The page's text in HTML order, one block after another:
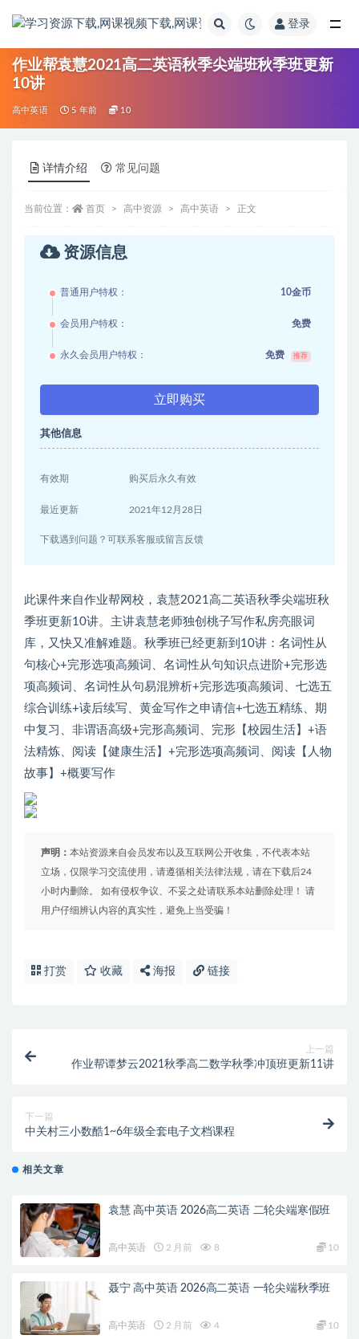
登录
作业帮袁慧2021高二英语秋季尖端班秋季班更新
10讲
高中英语 5 年前 10
详情介绍 常见问题
当前位置： 首页 高中资源 高中英语 正文
资源信息
普通用户特权： 10金币
会员用户特权： 免费
永久会员用户特权： 免费 推荐
立即购买
其他信息
有效期 购买后永久有效
最近更新 2021年12月28日
下载遇到问题？可联系客服或留言反馈
此课件来自作业帮网校，袁慧2021高二英语秋季尖端班秋
季班更新10讲。主讲袁慧老师独创桃子写作私房亮眼词
库，又快又准解难题。秋季班已经更新到10讲：名词性从
句核心+完形选项高频词、名词性从句知识点进阶+完形选
项高频词、名词性从句易混辨析+完形选项高频词、七选五
综合训练+读后续写、黄金写作之申请信+七选五精练、期
中复习、非谓语高级+完形高频词、完形【校园生活】+语
法精炼、阅读【健康生活】+完形选项高频词、阅读【人物
故事】+概要写作
声明： 本站资源来自会员发布以及互联网公开收集，不代表本站
立场，仅限学习交流使用，请遵循相关法律法规，请在下载后24
小时内删除。 如有侵权争议、不妥之处请联系本站删除处理！ 请
用户仔细辨认内容的真实性，避免上当受骗！
打赏 收藏 海报 链接
上一篇
作业帮谭梦云2021秋季高二数学秋季冲顶班更新11讲
下一篇
中关村三小数酷1~6年级全套电子文档课程
相关文章
袁慧 高中英语 2026高二英语 二轮尖端寒假班
高中英语 2 月前 8 10
聂宁 高中英语 2026高二英语 一轮尖端秋季班
高中英语 2 月前 4 10